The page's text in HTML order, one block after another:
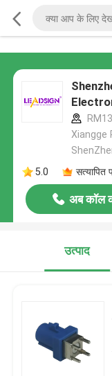
Xiangge
5.0
सत्यापित
अब कॉल
उत्पाद